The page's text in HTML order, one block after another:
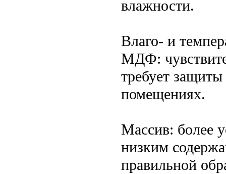
влажности.
Влаго- и
МДФ:
требует
помещениях.
Массив: более
низким
правильной